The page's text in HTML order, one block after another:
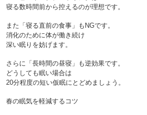
寝る数時間前から控えるのが理想です。
また「寝る直前の食事」もNGです。
消化のために体が働き続け
深い眠りを妨げます。
さらに「長時間の昼寝」も逆効果です。
どうしても眠い場合は
20分程度の短い仮眠にとどめましょう。
春の眠気を軽減するコツ